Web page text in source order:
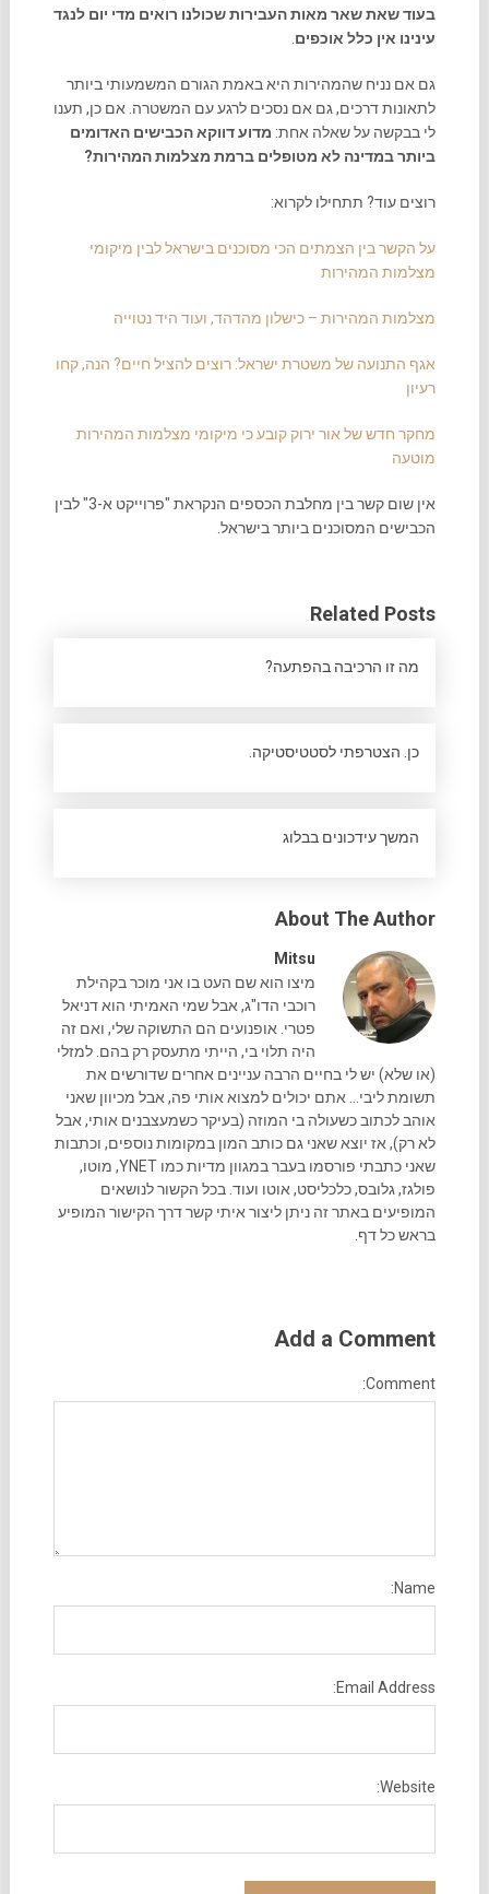
בעוד שאת שאר מאות העבירות שכולנו רואים מדי יום לנגד
עינינו אין כלל אוכפים
גם אם נניח שהמהירות היא באמת הגורם המשמעותי ביותר
לתאונות דרכים, גם אם נסכים לרגע עם המשטרה. אם כן, תענו
לי בבקשה על שאלה אחת: מדוע דווקא הכבישים האדומים
ביותר במדינה לא מטופלים ברמת מצלמות המהירות?
רוצים עוד? תתחילו לקרוא:
על הקשר בין הצמתים הכי מסוכנים בישראל לבין מיקומי
מצלמות המהירות
מצלמות המהירות – כישלון מהדהד, ועוד היד נטוייה
אגף התנועה של משטרת ישראל: רוצים להציל חיים? הנה, קחו
רעיון
מחקר חדש של אור ירוק קובע כי מיקומי מצלמות המהירות
מוטעה
אין שום קשר בין מחלבת הכספים הנקראת "פרוייקט א-3" לבין
הכבישים המסוכנים ביותר בישראל.
Related Posts
מה זו הרכיבה בהפתעה?
כן. הצטרפתי לסטטיסטיקה.
המשך עידכונים בבלוג
About The Author
Mitsu
מיצו הוא שם העט בו אני מוכר בקהילת
רוכבי הדו"ג, אבל שמי האמיתי הוא דניאל
פטרי. אופנועים הם התשוקה שלי, ואם זה
היה תלוי בי, הייתי מתעסק רק בהם. למזלי
(או שלא) יש לי בחיים הרבה עניינים אחרים שדורשים את
תשומת ליבי... אתם יכולים למצוא אותי פה, אבל מכיוון שאני
אוהב לכתוב כשעולה בי המוזה (בעיקר כשמעצבנים אותי, אבל
לא רק), אז יוצא שאני גם כותב המון במקומות נוספים, וכתבות
שאני כתבתי פורסמו בעבר במגוון מדיות כמו YNET, מוטו,
פולגז, גלובס, כלכליסט, אוטו ועוד. בכל הקשור לנושאים
המופיעים באתר זה ניתן ליצור איתי קשר דרך הקישור המופיע
בראש כל דף.
Add a Comment
Comment:
Name:
Email Address:
Website: